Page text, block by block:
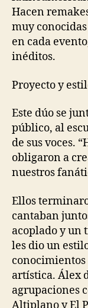
Hacen
muy
en cada evento
inéditos.
Proyectoy
Este dúo se
público, al
de sus voces.
obligaron a cre
nuestros
Ellostermina
cantaban
acoplado y
les dioun
artística. Álex
agrupaciones
Altiplano y El